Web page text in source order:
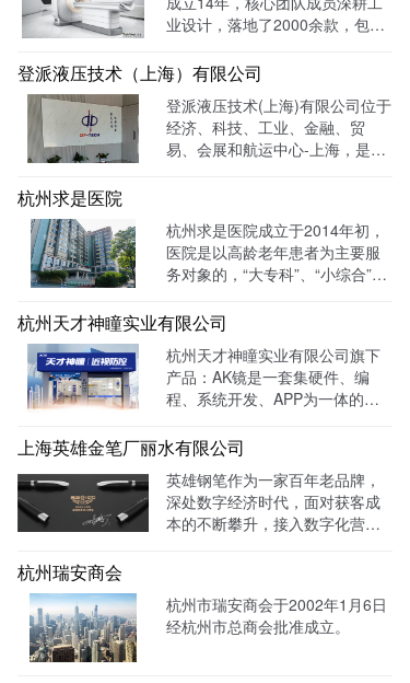
业设计，落地了2000余款，包括
功案例。选择LTD枢纽云搭建升
级数字化官网，提高品牌形象和
专业度。目前官网运行全网曝光
数已达到208W+
登派液压技术（上海）有限公司
登派液压技术(上海)有限公司位于
经济、科技、工业、金融、贸
易、会展和航运中心-上海，是一
网全网曝光数达779498次。
杭州求是医院
杭州求是医院成立于2014年初，
医院是以高龄老年患者为主要服
务对象的，“大专科”、“小综合”为
院已开通全国医保联网结算、省
市医保、省市老干部医保及市子
女统筹。通过LTD枢纽云系统升
级数字化品牌官网，患者可以通
过官网进行在线预约，在线咨询
杭州天才神瞳实业有限公司
杭州天才神瞳实业有限公司旗下
产品：AK镜是一套集硬件、编
程、系统开发、APP为一体的智
云系统做竞价投放，搭建符合产
品特性的落地页，使投放数据最
终都归集与系统后台同意进行管
理跟进，线索转化率进一步提
成！
上海英雄金笔厂丽水有限公司
英雄钢笔作为一家百年老品牌，
深处数字经济时代，面对获客成
本的不断攀升，接入数字化营销
销，通过自媒体、广告平台、SE
M、EDM等讲生意表达或产品服
杭州瑞安商会
杭州市瑞安商会于2002年1月6日
经杭州市总商会批准成立。